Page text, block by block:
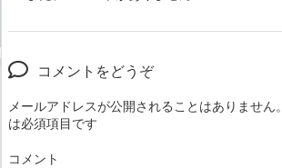
コメントをどうぞ
メールアドレスが公開されることはありません。
は必須項目です
コメント